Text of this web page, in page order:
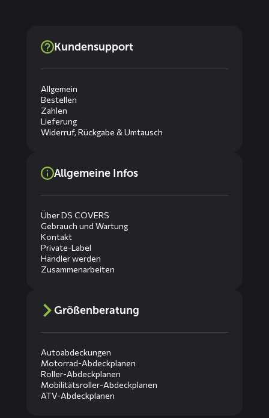
Kundensupport
Allgemein
Bestellen
Zahlen
Lieferung
Widerruf, Rückgabe & Umtausch
Allgemeine Infos
Über DS COVERS
Gebrauch und Wartung
Kontakt
Private-Label
Händler werden
Zusammenarbeiten
Größenberatung
Autoabdeckungen
Motorrad-Abdeckplanen
Roller-Abdeckplanen
Mobilitätsroller-Abdeckplanen
ATV-Abdeckplanen